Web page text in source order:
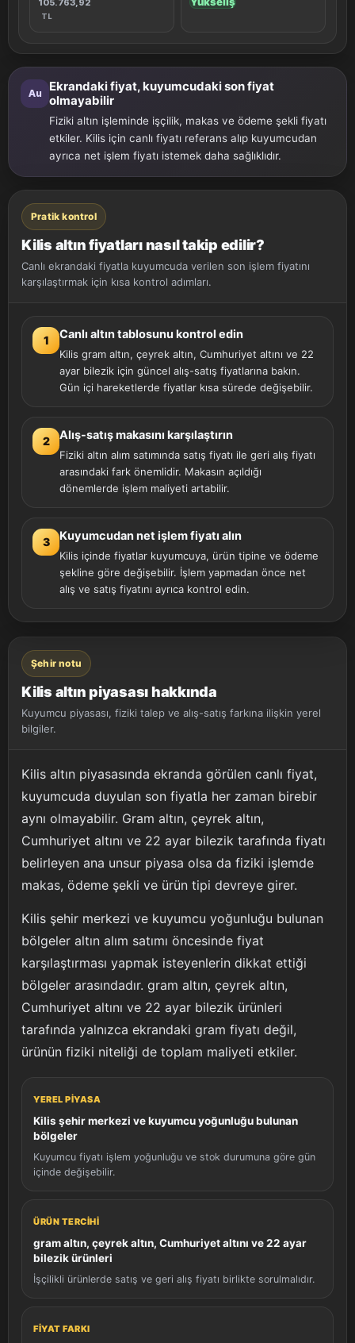
105.763,92
TL
Au
Ekrandaki fiyat, kuyumcudaki son fiyat
olmayabilir
Fiziki altın işleminde işçilik, makas ve ödeme şekli fiyatı
etkiler. Kilis için canlı fiyatı referans alıp kuyumcudan
ayrıca net işlem fiyatı istemek daha sağlıklıdır.
Pratik kontrol
Kilis altın fiyatları nasıl takip edilir?
Canlı ekrandaki fiyatla kuyumcuda verilen son işlem fiyatını
karşılaştırmak için kısa kontrol adımları.
1 Canlı altın tablosunu kontrol edin
Kilis gram altın, çeyrek altın, Cumhuriyet altını ve 22
ayar bilezik için güncel alış-satış fiyatlarına bakın.
Gün içi hareketlerde fiyatlar kısa sürede değişebilir.
2 Alış-satış makasını karşılaştırın
Fiziki altın alım satımında satış fiyatı ile geri alış fiyatı
arasındaki fark önemlidir. Makasın açıldığı
dönemlerde işlem maliyeti artabilir.
3 Kuyumcudan net işlem fiyatı alın
Kilis içinde fiyatlar kuyumcuya, ürün tipine ve ödeme
şekline göre değişebilir. İşlem yapmadan önce net
alış ve satış fiyatını ayrıca kontrol edin.
Şehir notu
Kilis altın piyasası hakkında
Kuyumcu piyasası, fiziki talep ve alış-satış farkına ilişkin yerel
bilgiler.
Kilis altın piyasasında ekranda görülen canlı fiyat,
kuyumcuda duyulan son fiyatla her zaman birebir
aynı olmayabilir. Gram altın, çeyrek altın,
Cumhuriyet altını ve 22 ayar bilezik tarafında fiyatı
belirleyen ana unsur piyasa olsa da fiziki işlemde
makas, ödeme şekli ve ürün tipi devreye girer.
Kilis şehir merkezi ve kuyumcu yoğunluğu bulunan
bölgeler altın alım satımı öncesinde fiyat
karşılaştırması yapmak isteyenlerin dikkat ettiği
bölgeler arasındadır. gram altın, çeyrek altın,
Cumhuriyet altını ve 22 ayar bilezik ürünleri
tarafında yalnızca ekrandaki gram fiyatı değil,
ürünün fiziki niteliği de toplam maliyeti etkiler.
YEREL PIYASA
Kilis şehir merkezi ve kuyumcu yoğunluğu bulunan
bölgeler
Kuyumcu fiyatı işlem yoğunluğu ve stok durumuna göre gün
içinde değişebilir.
ÜRÜN TERCIHI
gram altın, çeyrek altın, Cumhuriyet altını ve 22 ayar
bilezik ürünleri
İşçilikli ürünlerde satış ve geri alış fiyatı birlikte sorulmalıdır.
FIYAT FARKI